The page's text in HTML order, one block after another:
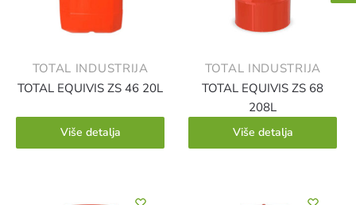
TOTAL INDUSTRIJA
TOTAL EQUIVIS ZS 46 20L
Više detalja
TOTAL INDUSTRIJA
TOTAL EQUIVIS ZS 68
208L
Više detalja